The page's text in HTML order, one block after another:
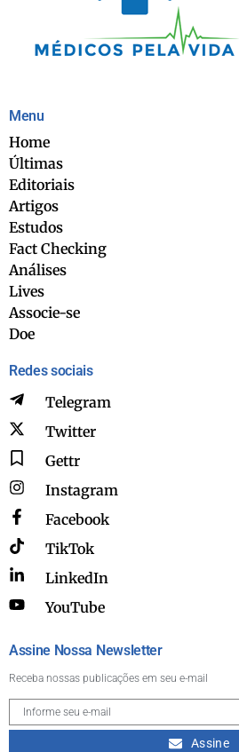
Menu
Home
Últimas
Editoriais
Artigos
Estudos
Fact Checking
Análises
Lives
Associe-se
Doe
Redes sociais
Telegram
Twitter
Gettr
Instagram
Facebook
TikTok
LinkedIn
YouTube
Assine Nossa Newsletter
Receba nossas publicações em seu e-mail
Assine